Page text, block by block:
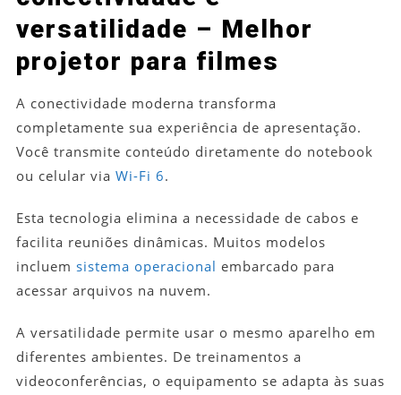
versatilidade – Melhor
projetor para filmes
A conectividade moderna transforma
completamente sua experiência de apresentação.
Você transmite conteúdo diretamente do notebook
ou celular via Wi-Fi 6.
Esta tecnologia elimina a necessidade de cabos e
facilita reuniões dinâmicas. Muitos modelos
incluem sistema operacional embarcado para
acessar arquivos na nuvem.
A versatilidade permite usar o mesmo aparelho em
diferentes ambientes. De treinamentos a
videoconferências, o equipamento se adapta às suas